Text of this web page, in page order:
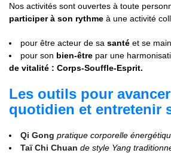
Nos activités sont ouvertes à toute
participer à son rythme à une activité
pour être acteur de sa santé et se
pour son bien-être par une
de vitalité : Corps-Souffle-Esprit.
Les outils pour
quotidien et entretenir
Qi Gong pratique corporelle
Taï Chi Chuan de style Yang